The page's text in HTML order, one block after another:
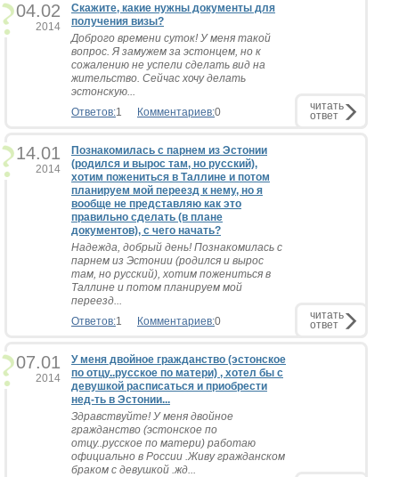
04.02
2014
Скажите, какие нужны документы для
получения визы?
Доброго времени суток! У меня такой
вопрос. Я замужем за эстонцем, но к
сожалению не успели сделать вид на
жительство. Сейчас хочу делать
эстонскую...
Ответов:1 Комментариев:0 читать
ответ
14.01
2014
Познакомилась с парнем из Эстонии
(родился и вырос там, но русский),
хотим пожениться в Таллине и потом
планируем мой переезд к нему, но я
вообще не представляю как это
правильно сделать (в плане
документов), с чего начать?
Надежда, добрый день! Познакомилась с
парнем из Эстонии (родился и вырос
там, но русский), хотим пожениться в
Таллине и потом планируем мой
переезд...
Ответов:1 Комментариев:0 читать
ответ
07.01
2014
У меня двойное гражданство (эстонское
по отцу..русское по матери) , хотел бы с
девушкой расписаться и приобрести
нед-ть в Эстонии...
Здравствуйте! У меня двойное
гражданство (эстонское по
отцу..русское по матери) работаю
официально в России .Живу гражданском
браком с девушкой .жд...